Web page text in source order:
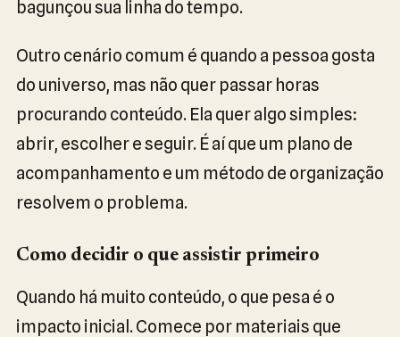
bagunçou sua linha do tempo.
Outro cenário comum é quando a pessoa gosta
do universo, mas não quer passar horas
procurando conteúdo. Ela quer algo simples:
abrir, escolher e seguir. É aí que um plano de
acompanhamento e um método de organização
resolvem o problema.
Como decidir o que assistir primeiro
Quando há muito conteúdo, o que pesa é o
impacto inicial. Comece por materiais que